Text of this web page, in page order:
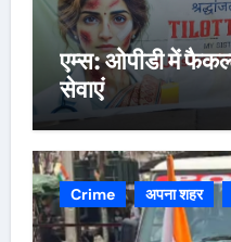
एम्स: ओपीडी में
सेवाएं
Crime अपना शहर